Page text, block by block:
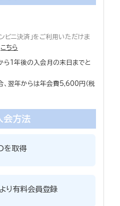
ンビニ決済」をご利用いただけま
こちら
ら1年後の入会月の末日までと
翌年からは年会費5,600円（税
会方法
を取得
り有料会員登録